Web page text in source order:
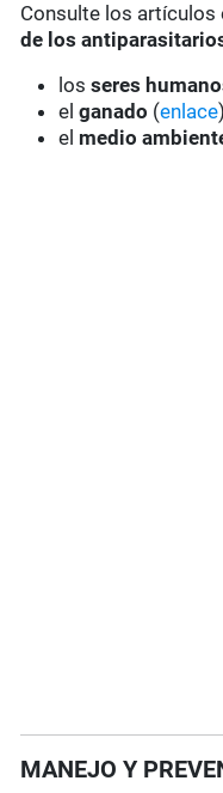
Consulte los
de los
losseres
elganado (enlace)
el medio
MANEJO Y